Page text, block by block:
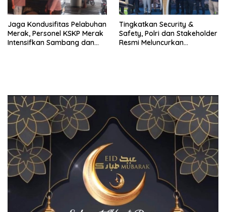
Jaga Kondusifitas Pelabuhan
Merak, Personel KSKP Merak
Intensifkan Sambang dan
Tingkatkan Security &
Safety, Polri dan Stakeholder
Resmi Meluncurkan